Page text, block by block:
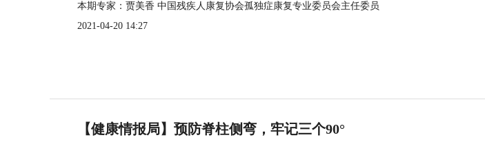
本期专家：贾美香 中国残疾人康复协会孤独症康复专业委员会主任委员
2021-04-20 14:27
【健康情报局】预防脊柱侧弯，牢记三个90°